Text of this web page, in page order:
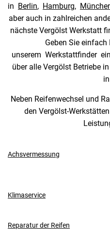
in Berlin, Hamburg,
aber auch in zahlreichen
nächste Vergölst Werkstatt
Geben Sie
unserem Werkstattfinder
über alle Vergölst Betriebe
in
Neben Reifenwechsel und
den Vergölst-
Achsvermessung
Klimaservice
Reparatur der Reifen